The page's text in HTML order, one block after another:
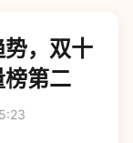
，双十
第二